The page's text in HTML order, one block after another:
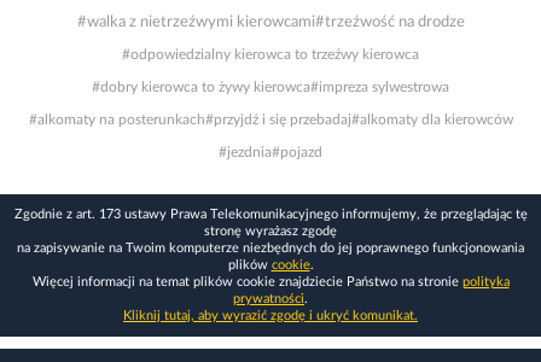
#walka z nietrzeźwymi kierowcami#trzeźwość na drodze
#odpowiedzialny kierowca to trzeźwy kierowca
#dobry kierowca to żywy kierowca#impreza sylwestrowa
#alkomaty na posterunkach#przyjdź i się przebadaj#alkomaty dla kierowców
#jezdnia#pojazd
Zgodnie z art. 173 ustawy Prawa Telekomunikacyjnego informujemy, że przeglądając tę
stronę wyrażasz zgodę
na zapisywanie na Twoim komputerze niezbędnych do jej poprawnego funkcjonowania
plików cookie.
Więcej informacji na temat plików cookie znajdziecie Państwo na stronie polityka
prywatności.
Kliknij tutaj, aby wyrazić zgodę i ukryć komunikat.